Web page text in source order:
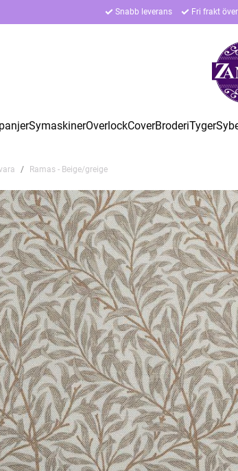
Snabb leverans Fri frakt
SymaskinerOverlockCoverBroderiTyger
Ramas - Beige/greige